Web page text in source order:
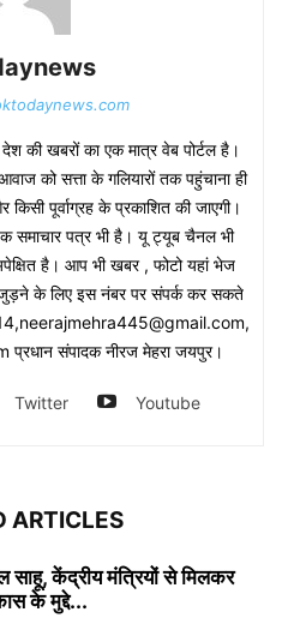
की खबरों का एक मात्र वेब पोर्टल है।
को सत्ता के गलियारों तक पहुंचाना ही
पूर्वाग्रह के प्रकाशित की जाएगी।
समाचार पत्र भी है। यू ट्यूब चैनल भी
है। आप भी खबर , फोटो यहां भेज
के लिए इस नंबर पर संपर्क कर सकते
संपादक नीरज मेहरा जयपुर।
Twitter Youtube
ARTICLES
साहू, केंद्रीय मंत्रियों से मिलकर
के मुद्दे...